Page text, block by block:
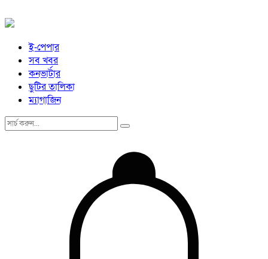
ই-পেপার
সব খবর
কনভার্টার
ছুটির তালিকা
ম্যাগাজিন